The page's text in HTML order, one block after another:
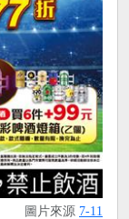
圖片來源 7-11